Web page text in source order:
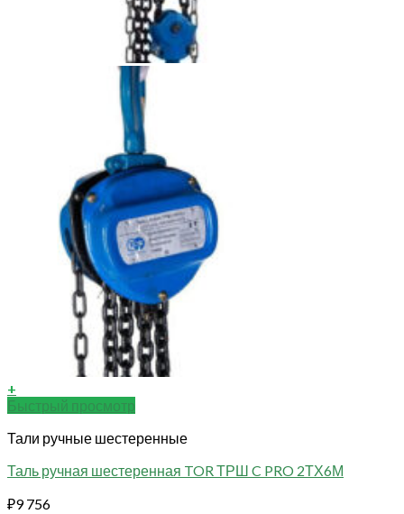
+
Быстрый просмотр
Тали ручные шестеренные
Таль ручная шестеренная TOR ТРШ C PRO 2ТХ6М
₽9 756